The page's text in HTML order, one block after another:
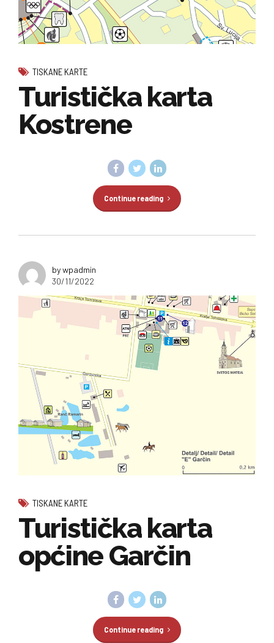
TISKANE KARTE
Turistička karta
Kostrene
Continue reading
by wpadmin
30/11/2022
TISKANE KARTE
Turistička karta
općine Garčin
Continue reading